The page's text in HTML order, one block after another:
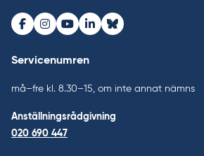
Facebook
Instagram
Youtube
LinkedInBluesky
Servicenumren
må–fre kl. 8.30–15, om inte annat nämns
Anställningsrådgivning
020 690 447